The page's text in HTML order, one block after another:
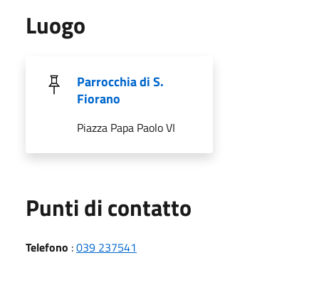
Luogo
Parrocchia di S.
Fiorano
Piazza Papa Paolo VI
Punti di contatto
Telefono :039 237541